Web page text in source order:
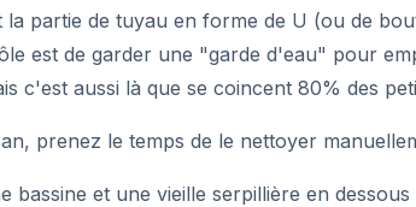
la partie de tuyau en forme de U (ou de
est de garder une "garde d'eau" pour
c'est aussi là que se coincent 80% des
prenez le temps de le nettoyer
bassine et une vieille serpillière en